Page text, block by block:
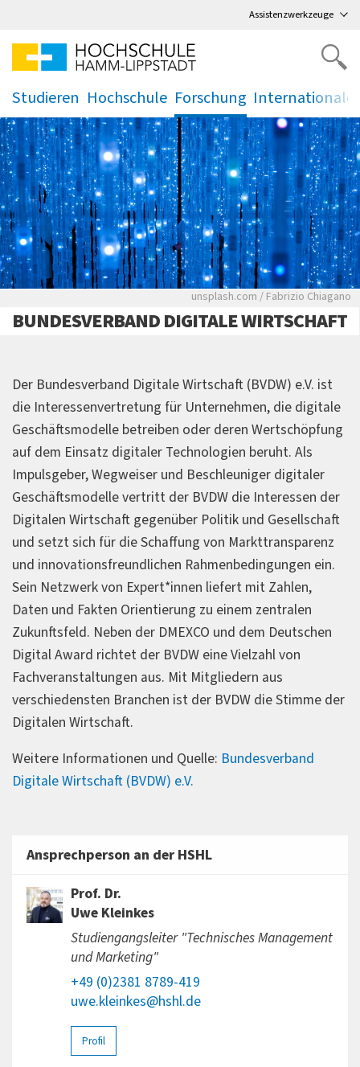
Assistenzwerkzeuge
Studieren
.
Hochschule
.
Forschung
. .
Netzwerkkabel mit
unsplash.com / Fabrizio Chiagano
BUNDESVERBAND DIGITALE WIRTSCHAFT
Der Bundesverband Digitale Wirtschaft (BVDW) e.V. ist
die Interessenvertretung für Unternehmen, die digitale
Geschäftsmodelle betreiben oder deren Wertschöpfung
auf dem Einsatz digitaler Technologien beruht. Als
Impulsgeber, Wegweiser und Beschleuniger digitaler
Geschäftsmodelle vertritt der BVDW die Interessen der
Digitalen Wirtschaft gegenüber Politik und Gesellschaft
und setzt sich für die Schaffung von Markttransparenz
und innovationsfreundlichen Rahmenbedingungen ein.
Sein Netzwerk von Expert*innen liefert mit Zahlen,
Daten und Fakten Orientierung zu einem zentralen
Zukunftsfeld. Neben der DMEXCO und dem Deutschen
Digital Award richtet der BVDW eine Vielzahl von
Fachveranstaltungen aus. Mit Mitgliedern aus
verschiedensten Branchen ist der BVDW die Stimme der
Digitalen Wirtschaft.
Weitere Informationen und Quelle: Bundesverband
Digitale Wirtschaft (BVDW) e.V.
Ansprechperson an der HSHL
Prof. Dr.
Uwe Kleinkes
Studiengangsleiter "Technisches Management
und Marketing"
+49 (0)2381 8789-419
uwe.kleinkes@hshl.de
Profil